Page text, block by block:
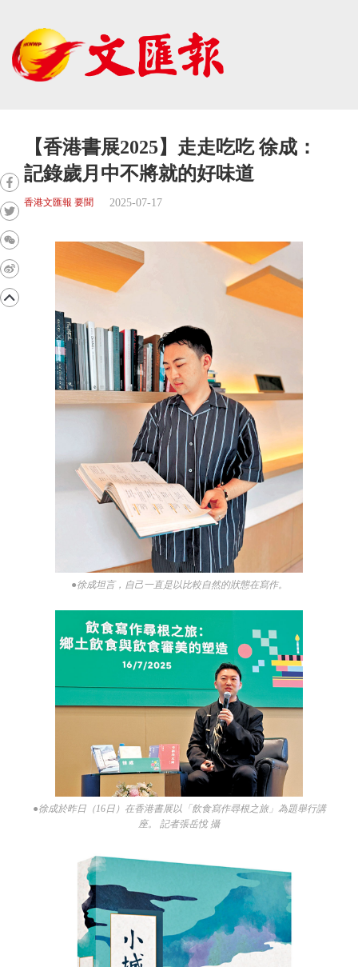
【香港書展2025】走走吃吃 徐成：
記錄歲月中不將就的好味道
香港文匯報 要聞 2025-07-17
●徐成坦言，自己一直是以比較自然的狀態在寫作。
●徐成於昨日（16日）在香港書展以「飲食寫作尋根之旅」為題舉行講
座。 記者張岳悅 攝